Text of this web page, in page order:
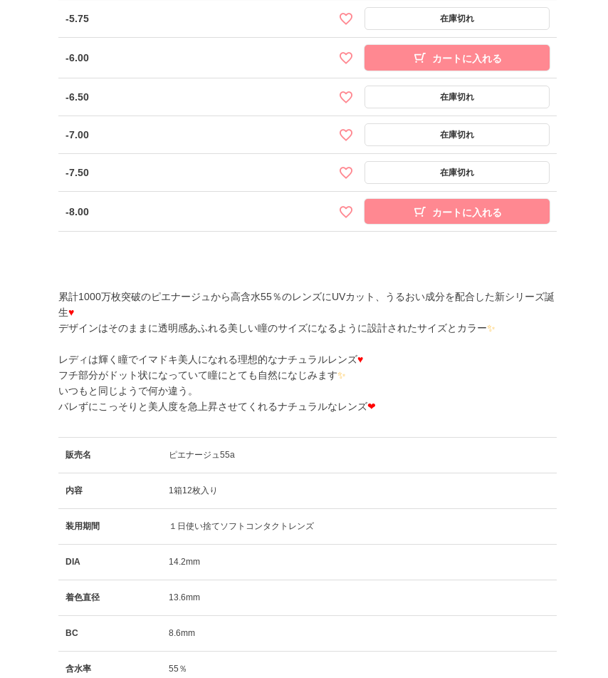
-5.75
-6.00 カートに入れる
-6.50
-7.00
-7.50
-8.00 カートに入れる
累計1000万枚突破のピエナージュから高含水55％のレンズにUVカット、うるおい成分を配合した新シリーズ誕
生♥
デザインはそのままに透明感あふれる美しい瞳のサイズになるように設計されたサイズとカラー✨
レディは輝く瞳でイマドキ美人になれる理想的なナチュラルレンズ♥
フチ部分がドット状になっていて瞳にとても自然になじみます✨
いつもと同じようで何か違う。
バレずにこっそりと美人度を急上昇させてくれるナチュラルなレンズ❤
販売名 ピエナージュ55a
内容 1箱12枚入り
装用期間 １日使い捨てソフトコンタクトレンズ
DIA 14.2mm
着色直径 13.6mm
BC 8.6mm
含水率 55％